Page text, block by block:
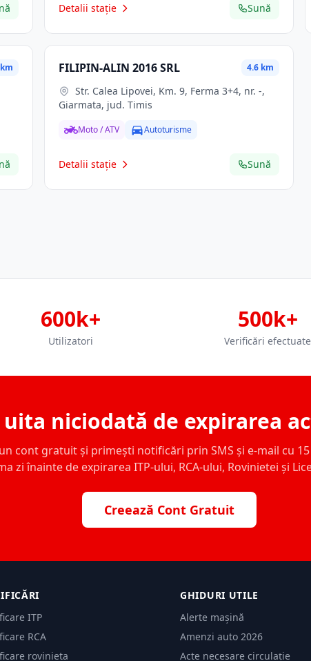
Detalii stație Sună
FILIPIN-ALIN 2016 SRL 4.6 km
Giarmata, jud. Timis
Moto / ATV Autoturisme
Detalii stație Sună
600k+
Utilizatori
500k+
Verificări efectuate
niciodată de expirarea
cont gratuit și primești notificări prin SMS și e-mail cu 15
zi înainte de expirarea ITP-ului, RCA-ului, Rovinietei și
Creează Cont Gratuit
ITP
RCA
rovinieta
GHIDURI UTILE
Alerte mașină
Amenzi auto 2026
Acte necesare circulație